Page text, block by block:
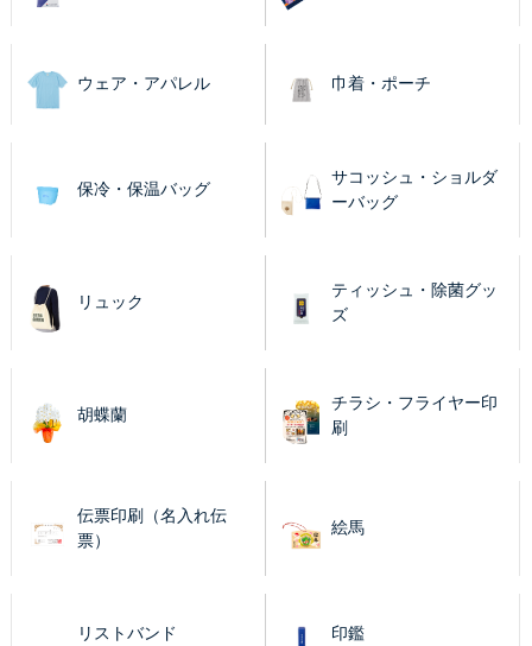
ウェア・アパレル 巾着・ポーチ
保冷・保温バッグ
サコッシュ・ショルダ
ーバッグ
リュック
ティッシュ・除菌グッ
ズ
胡蝶蘭
チラシ・フライヤー印
刷
伝票印刷（名入れ伝
票）
絵馬
リストバンド 印鑑